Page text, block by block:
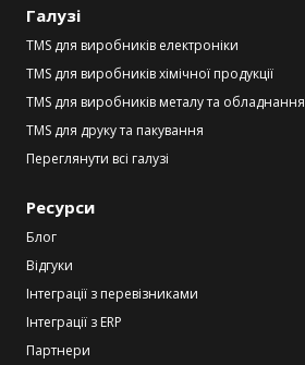
Галузі
TMS для виробників електроніки
TMS для виробників хімічної продукції
TMS для виробників металу та обладнання
TMS для друку та пакування
Переглянути всі галузі
Ресурси
Блог
Відгуки
Інтеграції з перевізниками
Інтеграції з ERP
Партнери